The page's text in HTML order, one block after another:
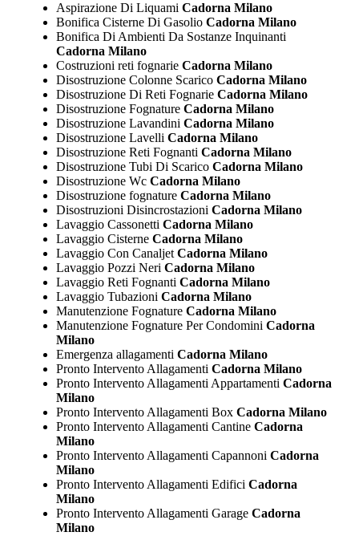
Aspirazione Di Liquami Cadorna Milano
Bonifica Cisterne Di GasolioCadorna Milano
Bonifica Di Ambienti Da Sostanze Inquinanti
Cadorna Milano
Costruzioni reti fognarieCadorna Milano
Disostruzione Colonne ScaricoCadorna Milano
Disostruzione Di Reti FognarieCadorna Milano
Disostruzione FognatureCadorna Milano
Disostruzione Lavandini Cadorna Milano
Disostruzione Lavelli Cadorna Milano
Disostruzione Reti Fognanti Cadorna Milano
Disostruzione Tubi Di ScaricoCadorna Milano
Disostruzione WcCadorna Milano
Disostruzione fognatureCadorna Milano
Disostruzioni Disincrostazioni Cadorna Milano
Lavaggio Cassonetti Cadorna Milano
Lavaggio CisterneCadorna Milano
Lavaggio Con CanaljetCadorna Milano
Lavaggio Pozzi Neri Cadorna Milano
Lavaggio Reti Fognanti Cadorna Milano
Lavaggio Tubazioni Cadorna Milano
Manutenzione FognatureCadorna Milano
Manutenzione Fognature Per Condomini Cadorna
Milano
Emergenza allagamenti Cadorna Milano
Pronto Intervento Allagamenti Cadorna Milano
Pronto Intervento Allagamenti Appartamenti Cadorna
Milano
Pronto Intervento Allagamenti BoxCadorna Milano
Pronto Intervento Allagamenti CantineCadorna
Milano
Pronto Intervento Allagamenti Capannoni Cadorna
Milano
Pronto Intervento Allagamenti Edifici Cadorna
Milano
Pronto Intervento Allagamenti GarageCadorna
Milano